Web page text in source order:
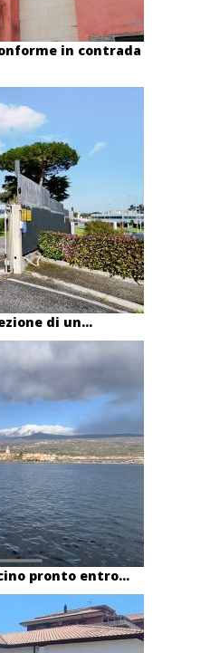
in contrada
di un...
pronto entro...